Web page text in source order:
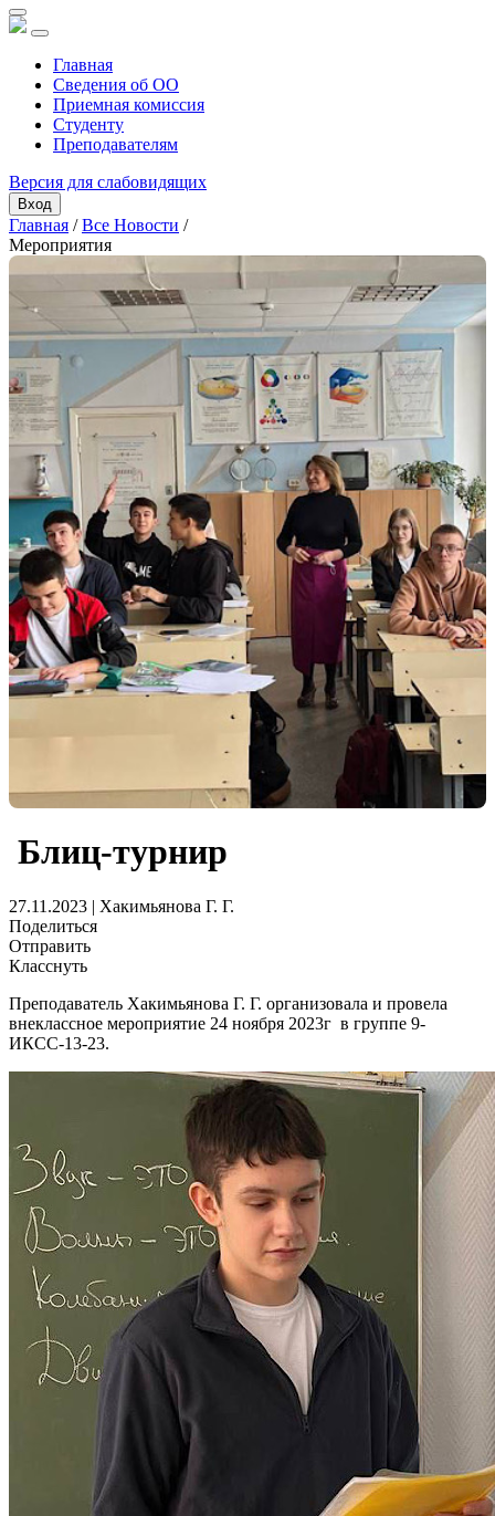
Главная
Сведения об ОО
Приемная комиссия
Студенту
Преподавателям
Версия для слабовидящих
Вход
Главная /Все Новости /
Мероприятия
Блиц-турнир
27.11.2023 | Хакимьянова Г. Г.
Поделиться
Отправить
Класснуть
Преподаватель Хакимьянова Г. Г. организовала и провела
внеклассное мероприятие 24 ноября 2023г в группе 9-
ИКСС-13-23.